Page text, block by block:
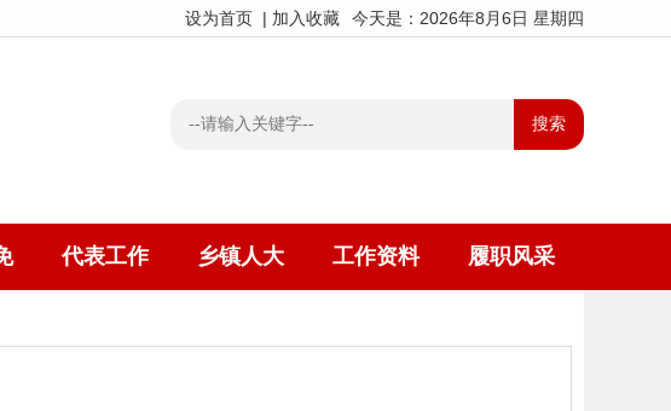
今天是：2026年8月6日 星期四
设为首页 | 加入收藏
代表工作 乡镇人大 工作资料 履职风采